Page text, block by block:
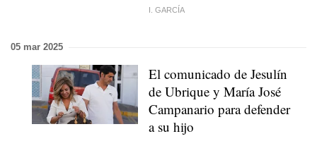
I. GARCÍA
05 mar 2025
El comunicado de Jesulín
de Ubrique y María José
Campanario para defender
a su hijo